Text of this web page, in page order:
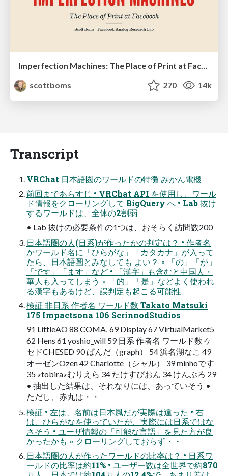
scottboms
270 14k
Transcript
VRChat 日本語圏のワールドの特徴 みかん電機
前回まであらすじ • VRChat API を使用し、ワール
ド情報をクローリングして BigQuery へ • Lab 抜け
するワールドは、全体の2割弱
• Lab 抜けの必要条件の1つは、おそらく訪問数200
日本語圏の人(日系)が作ったかの判定は？ • 作者名
かワールド名に「ひらがな」「カタカナ」が入って
たら、日本語圏とみなしても よい？ ◦ 「の」「が」
「です」「ます」など • 「漢字」も含むと中国人・
華人も入ってしまう ◦ 「的」「是」などよく使われ
る漢字もあるけど、誤判定も起こる可能性
検証 非日系 作者名 ワールド数 Takato Matsuki
175 Impactsona 106 ScrinnodStudios
91 LittleAO 88 COMA․ 69 Display 67 VirtualMarket5
62 Hens 61 yoshio_will 59 日系 作者名 ワールド数 ケ
セドCHESED 90 ぱんだ（graph） 54 浜名湖なこ 49
オーゼンOzen 42 Charlotte（シャル） 39 minhoです
35 ∗tobira∗むりえら 34 たけすぴおん 34 けんぶろ 29
• 抽出した結果は、それなりには、あっていそう •
ただし、赤丸は・・
検証 • 左は、名前は日本風だが実際は違った • 右
は、ひらがなを使っていたが、実際には日系ではな
さそう • ユーザ情報の「可能な言語」を見た方が良
かったかも ◦ クローリングしておらず・・
日本語圏の人が作ったワールドの比率は？ • 日系ワ
ールドの比率は約11% • ユーザー数は全世界で約870